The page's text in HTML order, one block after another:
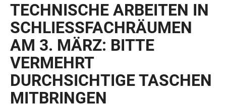
TECHNISCHE ARBEITEN IN
SCHLIESSFACHRÄUMEN A
M 3. MÄRZ: BITTE V
ERMEHRT D
URCHSICHTIGE TASCHEN M
ITBRINGEN